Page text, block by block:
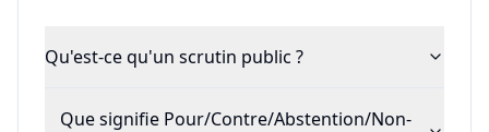
Qu'est-ce qu'un scrutin public ?
Que signifie Pour/Contre/Abstention/Non-